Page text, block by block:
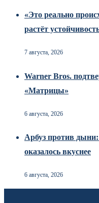
«Это реально
растёт
7 августа, 2026
Warner Bros.
«Матрицы»
6 августа, 2026
Арбуз против дыни:
оказалось вкуснее
6 августа, 2026